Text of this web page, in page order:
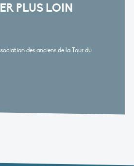
PLUS LOIN
des anciens de la Tour du